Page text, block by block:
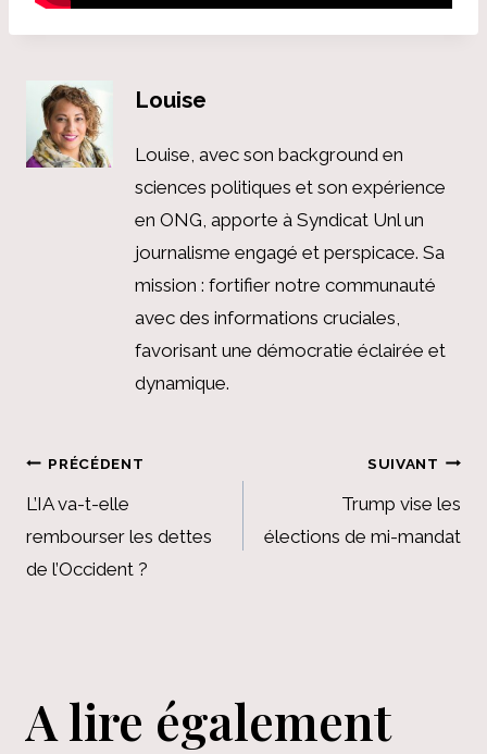
Louise
Louise, avec son background en
sciences politiques et son expérience
en ONG, apporte à Syndicat Unl un
journalisme engagé et perspicace. Sa
mission : fortifier notre communauté
avec des informations cruciales,
favorisant une démocratie éclairée et
dynamique.
Navigation
de
l’article
PRÉCÉDENT
L’IA va-t-elle
rembourser les dettes
de l’Occident ?
SUIVANT
Trump vise les
élections de mi-mandat
A lire également